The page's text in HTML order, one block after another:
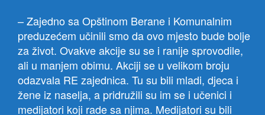
– Zajedno sa Opštinom Berane i Komunalnim
preduzećem učinili smo da ovo mjesto bude bolje
za život. Ovakve akcije su se i ranije sprovodile,
ali u manjem obimu. Akciji se u velikom broju
odazvala RE zajednica. Tu su bili mladi, djeca i
žene iz naselja, a pridružili su im se i učenici i
medijatori koji rade sa njima. Medijatori su bili